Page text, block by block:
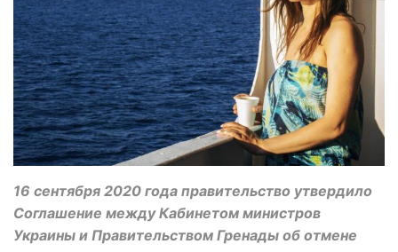
16 сентября 2020 года правительство утвердило
Соглашение между Кабинетом министров
Украины и Правительством Гренады об отмене